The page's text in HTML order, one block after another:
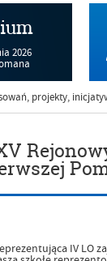
2026
projekty,
IV LO